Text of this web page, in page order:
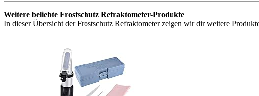
Weitere beliebte Frostschutz Refraktometer-Produkte
In dieser Übersicht der Frostschutz Refraktometer zeigen wir dir weitere